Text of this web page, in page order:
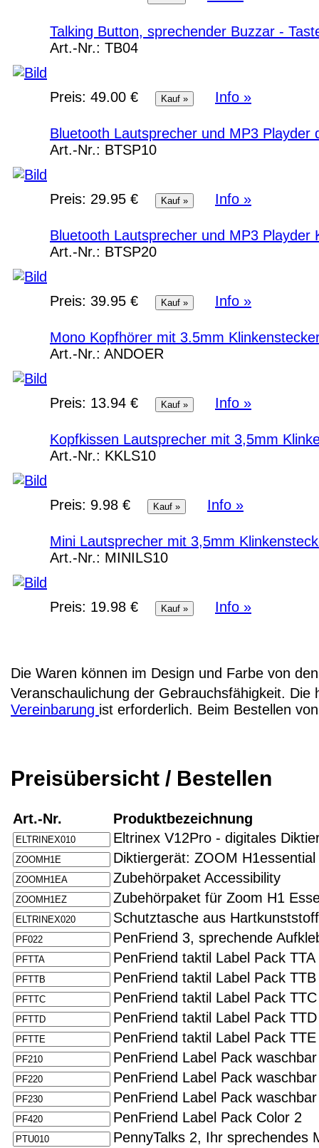
Talking Button, sprechender Buzzar -
Art.-Nr.: TB04
Preis: 49.00 € Info »
Bluetooth Lautsprecher und MP3 Playder
Art.-Nr.: BTSP10
Preis: 29.95 € Info »
Bluetooth Lautsprecher und MP3 Playder
Art.-Nr.: BTSP20
Preis: 39.95 € Info »
Mono Kopfhörer mit 3.5mm
Art.-Nr.: ANDOER
Preis: 13.94 € Info »
Kopfkissen Lautsprecher mit 3,5mm
Art.-Nr.: KKLS10
Preis: 9.98 € Info »
Mini Lautsprecher mit 3,5mm
Art.-Nr.: MINILS10
Preis: 19.98 € Info »
Die Waren können im Design und Farbe von
Veranschaulichung der Gebrauchsfähigkeit.
Vereinbarung ist erforderlich. Beim Bestellen
Preisübersicht / Bestellen
Art.-Nr.
Produktbezeichnung
Eltrinex V12Pro - digitales
Diktiergerät: ZOOM
Zubehörpaket Accessibility
Zubehörpaket für Zoom H1
Schutztasche aus
PenFriend 3, sprechende
PenFriend taktil Label Pack TTA
PenFriend taktil Label Pack TTB
PenFriend taktil Label Pack TTC
PenFriend taktil Label Pack TTD
PenFriend taktil Label Pack TTE
PenFriend Label Pack
PenFriend Label Pack
PenFriend Label Pack
PenFriend Label Pack Color 2
PennyTalks 2, Ihr sprechendes